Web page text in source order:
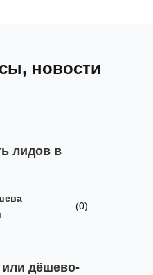
новости
лидов в
(0)
или дёшево-